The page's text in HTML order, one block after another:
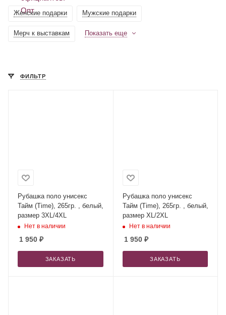
Женские подарки Мужские подарки
Мерч к выставкам Показать еще
ФИЛЬТР
Рубашка поло унисекс
Тайм (Time), 265гр. , белый,
размер 3XL/4XL
Нет в наличии
1 950 ₽
ЗАКАЗАТЬ
Рубашка поло унисекс
Тайм (Time), 265гр. , белый,
размер XL/2XL
Нет в наличии
1 950₽
ЗАКАЗАТЬ